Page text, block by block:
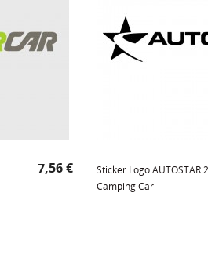
Prix
7,56 €
Sticker Logo AUTOSTAR
Camping Car